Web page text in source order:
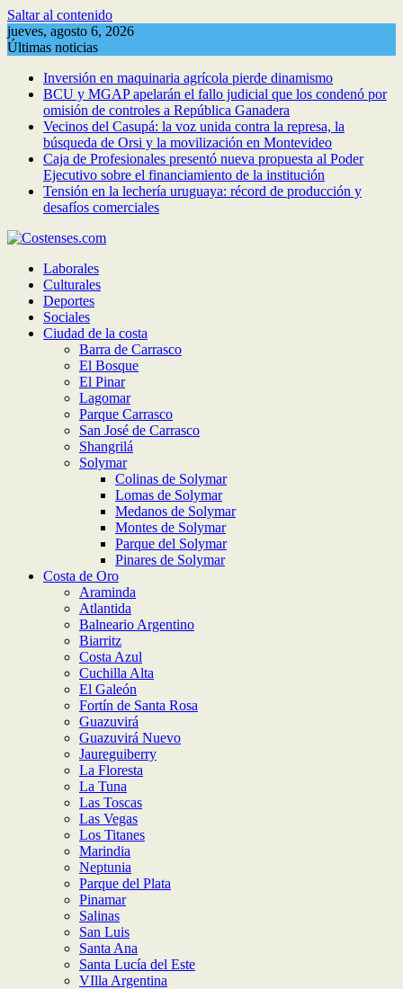
Saltar al contenido
jueves, agosto 6, 2026
Últimas noticias
Inversión en maquinaria agrícola pierde dinamismo
BCU y MGAP apelarán el fallo judicial que los condenó por
omisión de controles a República Ganadera
Vecinos del Casupá: la voz unida contra la represa, la
búsqueda de Orsi y la movilización en Montevideo
Caja de Profesionales presentó nueva propuesta al Poder
Ejecutivo sobre el financiamiento de la institución
Tensión en la lechería uruguaya: récord de producción y
desafíos comerciales
Laborales
Culturales
Deportes
Sociales
Ciudad de la costa
Barra de Carrasco
El Bosque
El Pinar
Lagomar
Parque Carrasco
San José de Carrasco
Shangrilá
Solymar
Colinas de Solymar
Lomas de Solymar
Medanos de Solymar
Montes de Solymar
Parque del Solymar
Pinares de Solymar
Costa de Oro
Araminda
Atlantida
Balneario Argentino
Biarritz
Costa Azul
Cuchilla Alta
El Galeón
Fortín de Santa Rosa
Guazuvirá
Guazuvirá Nuevo
Jaureguiberry
La Floresta
La Tuna
Las Toscas
Las Vegas
Los Titanes
Marindia
Neptunia
Parque del Plata
Pinamar
Salinas
San Luis
Santa Ana
Santa Lucía del Este
VIlla Argentina